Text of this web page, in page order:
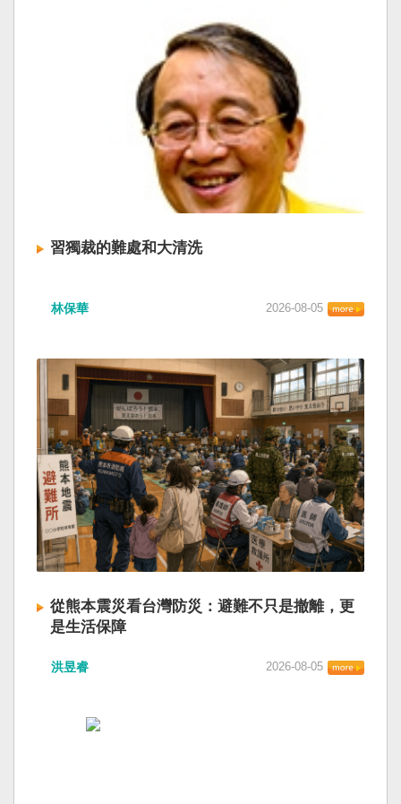
習獨裁的難處和大清洗
林保華 2026-08-05
從熊本震災看台灣防災：避難不只是撤離，更
是生活保障
洪昱睿 2026-08-05